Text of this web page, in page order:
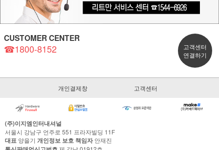
CUSTOMER CENTER
☎1800-8152
고객센터
연결하기
개인결제창 고객센터
(주)이지엠인터내셔널
서울시 강남구 언주로 551 프라자빌딩 11F
대표 양을기 개인정보 보호 책임자안재진